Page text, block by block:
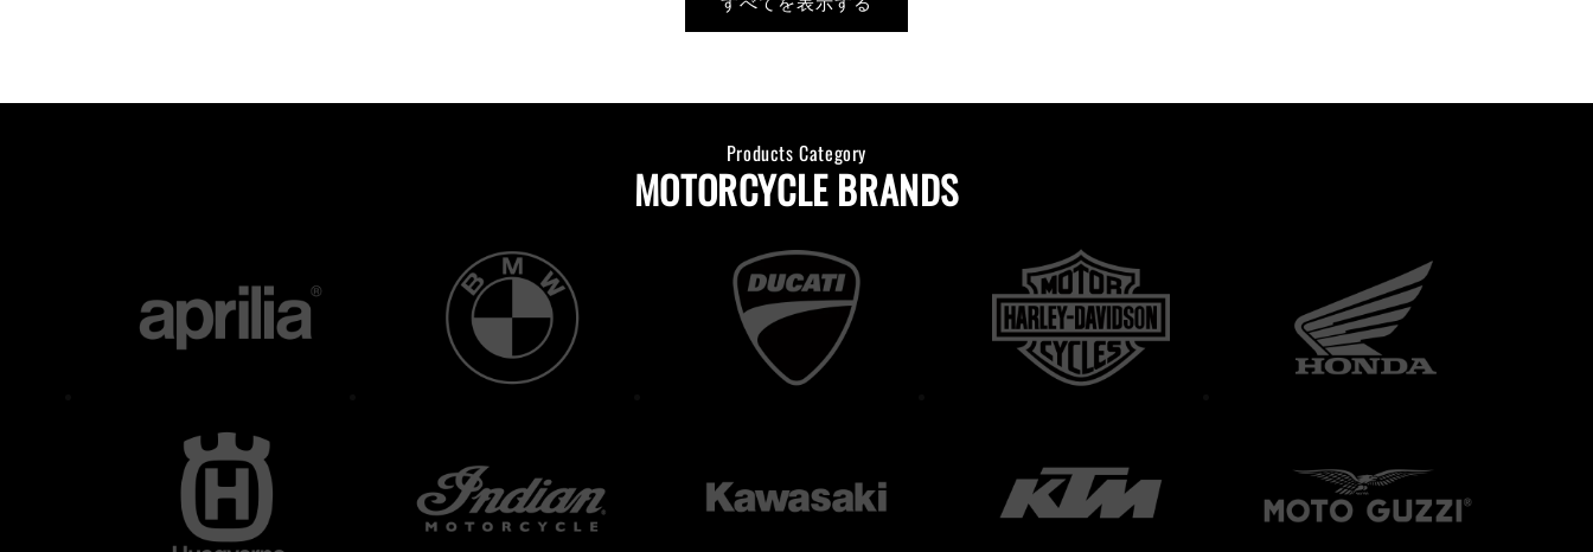
Products Category
MOTORCYCLE BRANDS